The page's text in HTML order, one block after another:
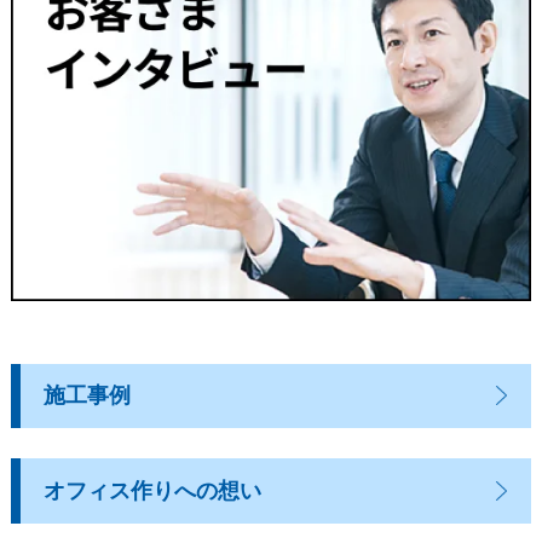
施工事例
オフィス作りへの想い